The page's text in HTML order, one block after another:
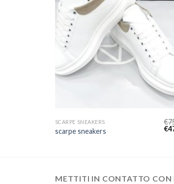
SCARPE SNEAKERS
scarpe sneakers
€
€
METTITI IN CONTATTO CON